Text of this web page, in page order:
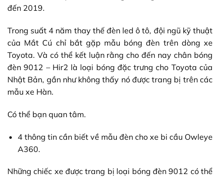
đến 2019.
Trong suất 4 năm thay thế đèn led ô tô, đội ngũ kỹ thuật
của Mắt Cú chỉ bắt gặp mẫu bóng đèn trên dòng xe
Toyota. Và có thể kết luận rằng cho đến nay chân bóng
đèn 9012 – Hir2 là loại bóng đặc trưng cho Toyota của
Nhật Bản, gần như không thấy nó được trang bị trên các
mẫu xe Hàn.
Có thể bạn quan tâm.
4 thông tin cần biết về mẫu đèn cho xe bi cầu Owleye
A360.
Những chiếc xe được trang bị loại bóng đèn 9012 có thể